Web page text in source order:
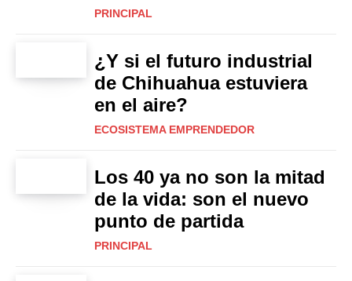
PRINCIPAL
¿Y si el futuro industrial
de Chihuahua estuviera
en el aire?
ECOSISTEMA EMPRENDEDOR
Los 40 ya no son la mitad
de la vida: son el nuevo
punto de partida
PRINCIPAL